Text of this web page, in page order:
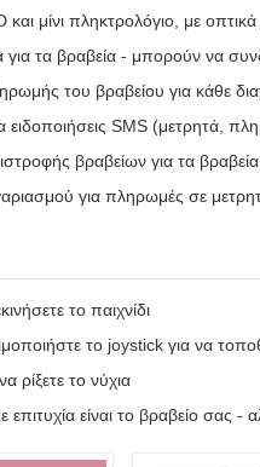
μίνι πληκτρολόγιο, με οπτικά
για τα βραβεία - μπορούν να
του βραβείου για κάθε
ειδοποιήσεις SMS (μετρητά,
βραβείων για τα
για πληρωμές σε
το παιχνίδι
το joystick για να
ρίξετε το νύχια
επιτυχία είναι το βραβείο σας